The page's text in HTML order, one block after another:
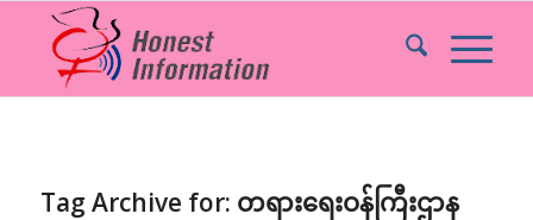
Tag Archive for: တရားရေးဝန်ကြီးဌာန